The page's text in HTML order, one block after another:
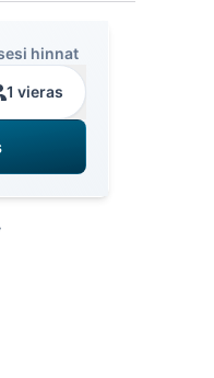
hinnat
1 vieras